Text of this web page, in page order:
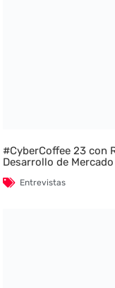
#CyberCoffee 23 con
Desarrollo de
Entrevistas